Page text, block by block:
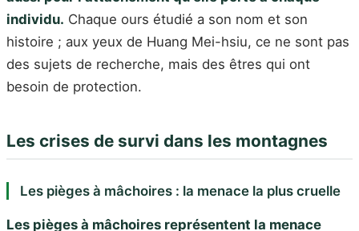
individu. Chaque ours étudié a son nom et son
histoire ; aux yeux de Huang Mei-hsiu, ce ne sont pas
des sujets de recherche, mais des êtres qui ont
besoin de protection.
Les crises de survi dans les montagnes
Les pièges à mâchoires : la menace la plus cruelle
Les pièges à mâchoires représentent la menace